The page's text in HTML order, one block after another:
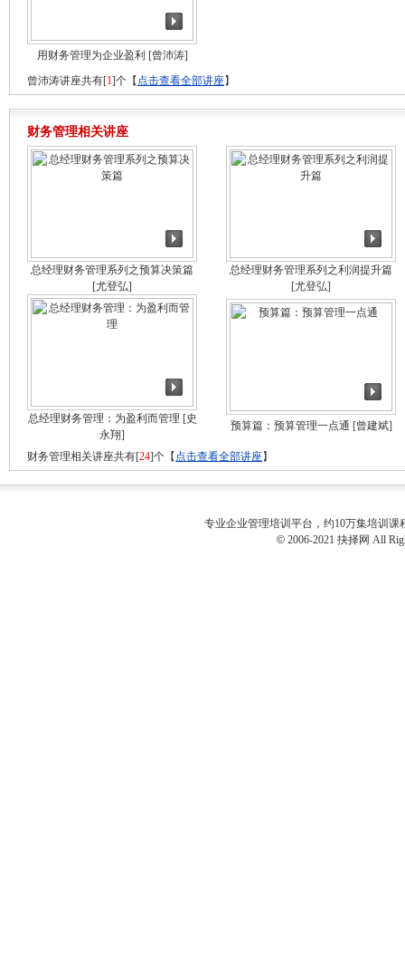
用财务管理为企业盈利 [曾沛涛]
曾沛涛讲座共有[1]个【 点击查看全部讲座】
财务管理相关讲座
总经理财务管理系列之预算决策篇
[尤登弘]
总经理财务管理系列之利润提升篇
[尤登弘]
总经理财务管理：为盈利而管理 [史
永翔]
预算篇：预算管理一点通 [曾建斌]
财务管理相关讲座共有[24]个【 点击查看全部讲座】
专业企业管理培训 平台，约10万集培训课
© 2006-2021 抉择网 All